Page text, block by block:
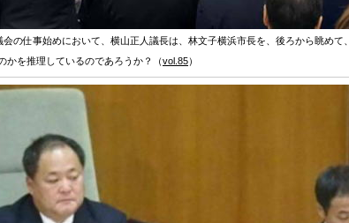
の仕事始めにおいて、横山正人議長は、林文子横浜市長を、後ろから眺めて、
かを推理しているのであろうか？（vol.85）